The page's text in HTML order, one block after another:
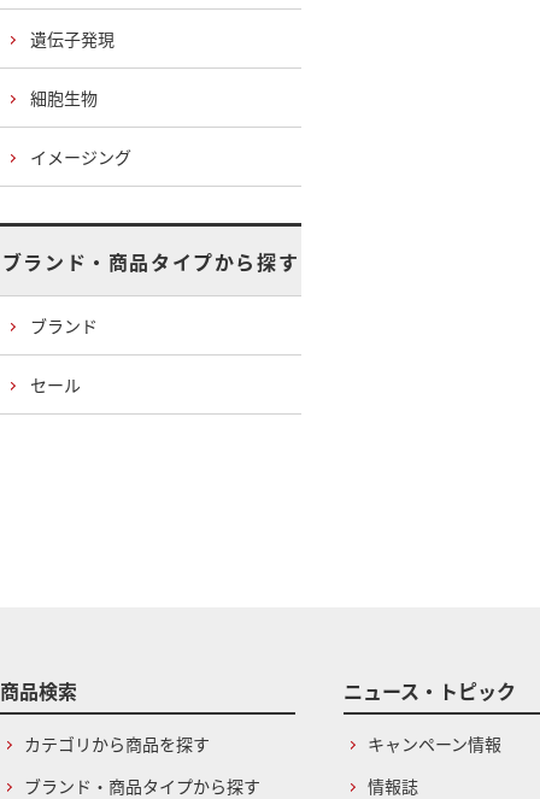
遺伝子発現
細胞生物
イメージング
ブランド・商品タイプから探す
ブランド
セール
商品検索
カテゴリから商品を探す
ブランド・商品タイプから探す
ニュース・トピック
キャンペーン情報
情報誌